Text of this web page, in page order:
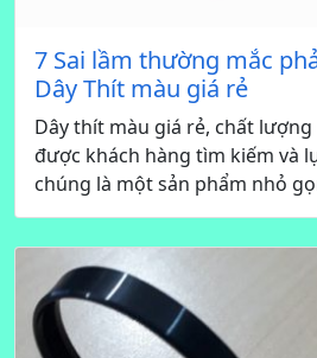
7 Sai lầm thường mắc
Dây Thít màu giá rẻ
Dây thít màu giá rẻ, chất lượng
được khách hàng tìm kiếm và
chúng là một sản phẩm nhỏ